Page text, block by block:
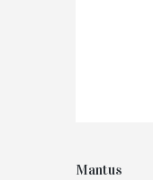
Mantus